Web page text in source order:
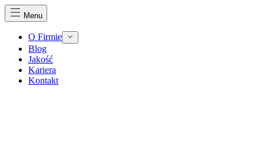
Menu
O Firmie
Blog
Jakość
Kariera
Kontakt